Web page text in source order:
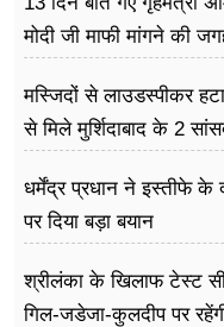
मोदी जी माफी मांगने की
मस्जिदों से लाउडस्पीकर
से मिले मुर्शिदाबाद के 2
धर्मेंद्र प्रधान ने इस्तीफे के
पर दिया बड़ा बयान
श्रीलंका के खिलाफ टेस्ट
गिल-जडेजा-कुलदीप पर